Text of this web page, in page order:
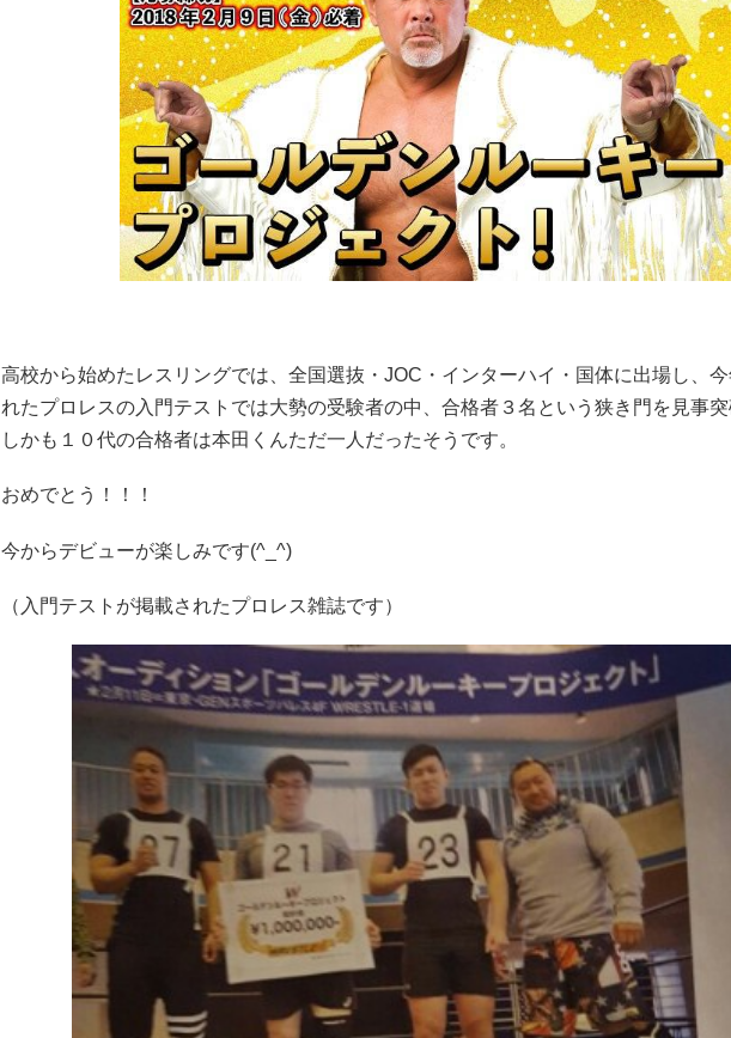
高校から始めたレスリングでは、全国選抜・JOC・インターハイ・国体に出場し、
れたプロレスの入門テストでは大勢の受験者の中、合格者３名という狭き門を見事突
しかも１０代の合格者は本田くんただ一人だったそうです。
おめでとう！！！
今からデビューが楽しみです(^_^)
（入門テストが掲載されたプロレス雑誌です）